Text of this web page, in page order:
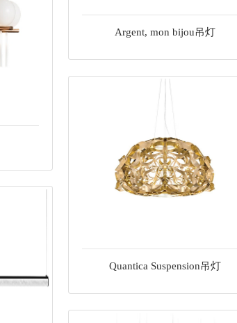
Argent, mon bijou吊灯
Quantica Suspension吊灯